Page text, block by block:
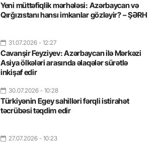
Yeni müttəfiqlik mərhələsi: Azərbaycan və
Qırğızıstanı hansı imkanlar gözləyir? – ŞƏRH
31.07.2026 - 12:27
Cavanşir Feyziyev: Azərbaycan ilə Mərkəzi
Asiya ölkələri arasında əlaqələr sürətlə
inkişaf edir
30.07.2026 - 10:28
Türkiyənin Egey sahilləri fərqli istirahət
təcrübəsi təqdim edir
27.07.2026 - 10:23